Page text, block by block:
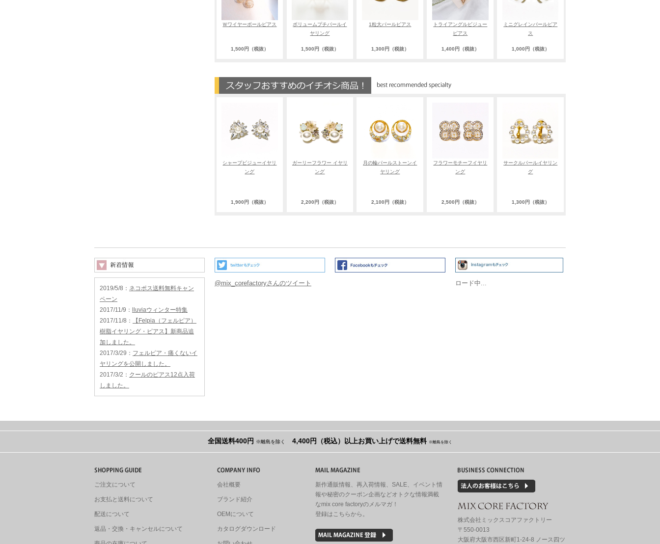
Ｗワイヤーボールピアス
1,500円（税抜）
ボリュームプチパールイ
ヤリング
1,500円（税抜）
1粒大パールピアス
1,300円（税抜）
トライアングルビジュー
ピアス
1,400円（税抜）
ミニグレインパールピア
ス
1,000円（税抜）
シャープビジューイヤリ
ング
1,900円（税抜）
ガーリーフラワー イヤリ
ング
2,200円（税抜）
月の輪パールストーンイ
ヤリング
2,100円（税抜）
フラワーモチーフイヤリ
ング
2,500円（税抜）
サークルパールイヤリン
グ
1,300円（税抜）
2019/5/8 ： ネコポス送料無料キャン
ペーン
2017/11/9 ：
lluviaウィンター特集
2017/11/8 ：
【Felpia（フェルピア）
樹脂イヤリング・ピアス】新商品追
加しました。
2017/3/29 ： フェルピア・痛くないイ
ヤリングを公開しました。
2017/3/2 ： クールのピアス12点入荷
しました。
@mix_corefactoryさんのツイート ロード中...
全国送料400円 ※離島を除く 4,400円（税込）以上お買い上げで送料無料 ※離島を除く
ご注文について
お支払と送料について
配送について
返品・交換・キャンセルについて
会社概要
ブランド紹介
OEMについて
カタログダウンロード
新作通販情報、再入荷情報、SALE、イベント情
報や秘密のクーポン企画などオトクな情報満載
なmix core factoryのメルマガ！
登録はこちらから。
株式会社ミックスコアファクトリー
〒550-0013
大阪府大阪市西区新町1-24-8 ノース四ツ